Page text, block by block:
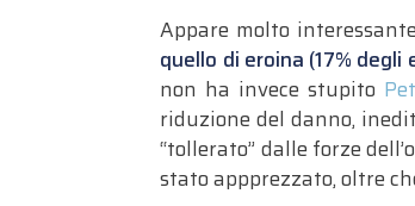
Appare molto
quello di eroina (17%
non ha invece stupito
riduzione del danno,
“tollerato” dalle forze
stato appprezzato, oltre